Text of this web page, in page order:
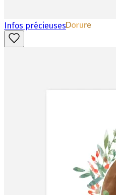
Infos précieuses